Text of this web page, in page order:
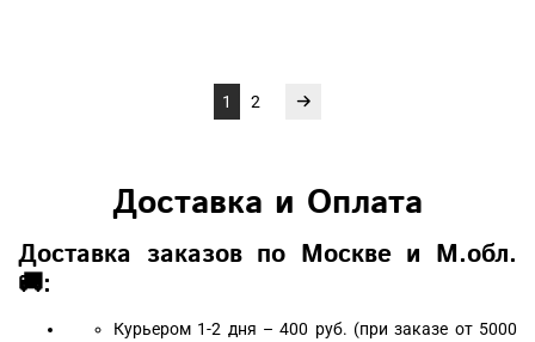
1 2
Доставка и Оплата
Доставка заказов по Москве и М.обл.
🚚:
Курьером 1-2 дня – 400 руб. (при заказе от 5000